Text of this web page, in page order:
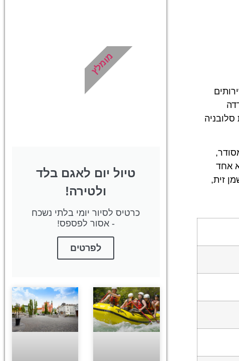
אחד
זית,
מגוון כרטיסים
לאטרקציות
ייחודיות לסלובניה!
טיול יום לאגם בלד
ולטירה!
כרטיס לסיור יומי בלתי נשכח
- אסור לפספס!
לפרטים
מומלץ